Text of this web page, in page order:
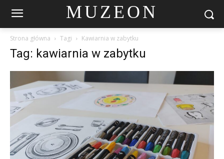
MUZEON
Strona główna Tagi Kawiarnia w zabytku
Tag: kawiarnia w zabytku